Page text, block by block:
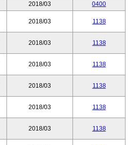
2018/03 0400
2018/03 1138
2018/03 1138
2018/03 1138
2018/03 1138
2018/03 1138
2018/03 1138